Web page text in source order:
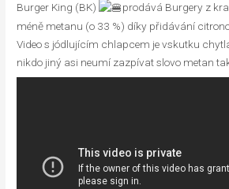
Burger King (BK) prodává Burgery z
méně metanu (o 33 %) díky přidávání
Video s jódlujícím chlapcem je vskutku
nikdo jiný asi neumí zazpívat slovo metan